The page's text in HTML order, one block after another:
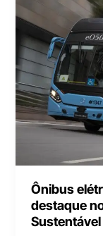
Ônibus
destaque
Sustentável